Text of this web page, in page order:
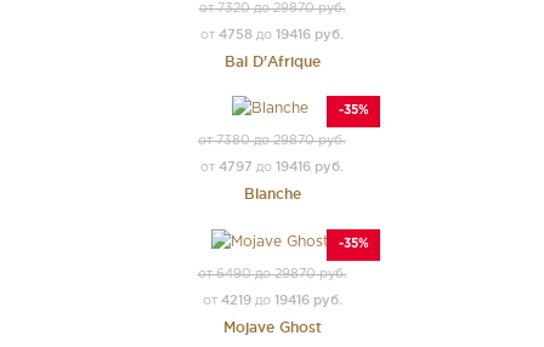
от 7320 до 29870 руб.
от 4758 до 19416 руб.
Bal D'Afrique
-35%
от 7380 до 29870 руб.
от 4797 до 19416 руб.
Blanche
-35%
от 6490 до 29870 руб.
от 4219до 19416 руб.
Mojave Ghost